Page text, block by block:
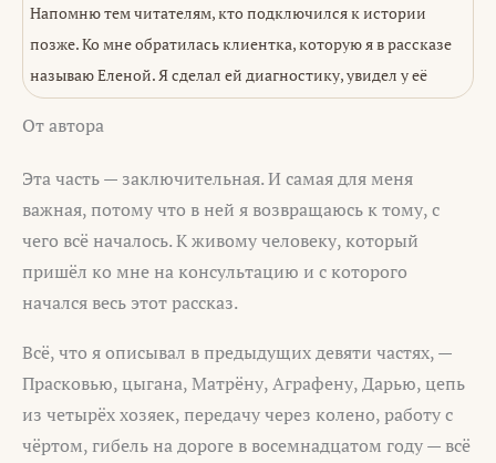
Напомню тем читателям, кто подключился к истории
позже. Ко мне обратилась клиентка, которую я в рассказе
называю Еленой. Я сделал ей диагностику, увидел у её
От автора
Эта часть — заключительная. И самая для меня
важная, потому что в ней я возвращаюсь к тому, с
чего всё началось. К живому человеку, который
пришёл ко мне на консультацию и с которого
начался весь этот рассказ.
Всё, что я описывал в предыдущих девяти частях, —
Прасковью, цыгана, Матрёну, Аграфену, Дарью, цепь
из четырёх хозяек, передачу через колено, работу с
чёртом, гибель на дороге в восемнадцатом году — всё